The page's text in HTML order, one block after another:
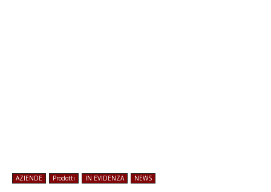
AZIENDE Prodotti IN EVIDENZA NEWS